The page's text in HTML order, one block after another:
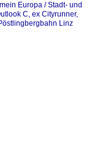
Europa / Stadt- und
C, ex Cityrunner,
Linz